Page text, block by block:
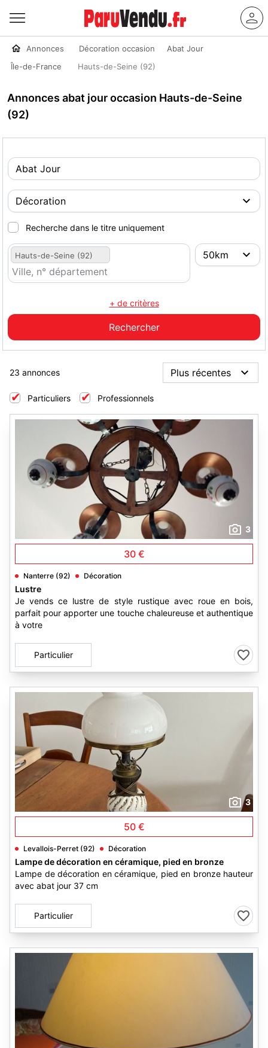
Annonces Décoration occasion
Abat Jour
Île-de-France
Hauts-de-Seine (92)
Annonces abat jour occasion Hauts-de-Seine
(92)
Recherche dans le titre uniquement
Hauts-de-Seine (92)
+ de critères
23 annonces
Particuliers Professionnels
3
30 €
Nanterre (92) Décoration
Lustre
Je vends ce lustre de style rustique avec roue en bois,
parfait pour apporter une touche chaleureuse et authentique
à votre
Particulier
3
50 €
Levallois-Perret (92) Décoration
Lampe de décoration en céramique, pied en bronze
Lampe de décoration en céramique, pied en bronze hauteur
avec abat jour 37 cm
Particulier